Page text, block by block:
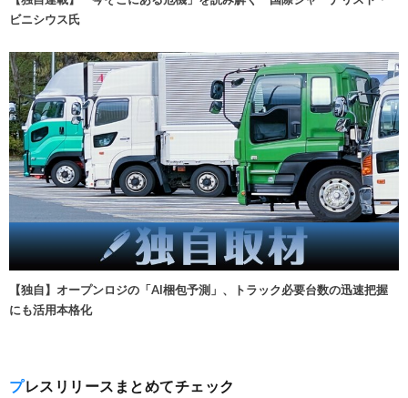
ビニシウス氏
【独自】オープンロジの「AI梱包予測」、トラック必要台数の迅速把握
にも活用本格化
プレスリリースまとめてチェック